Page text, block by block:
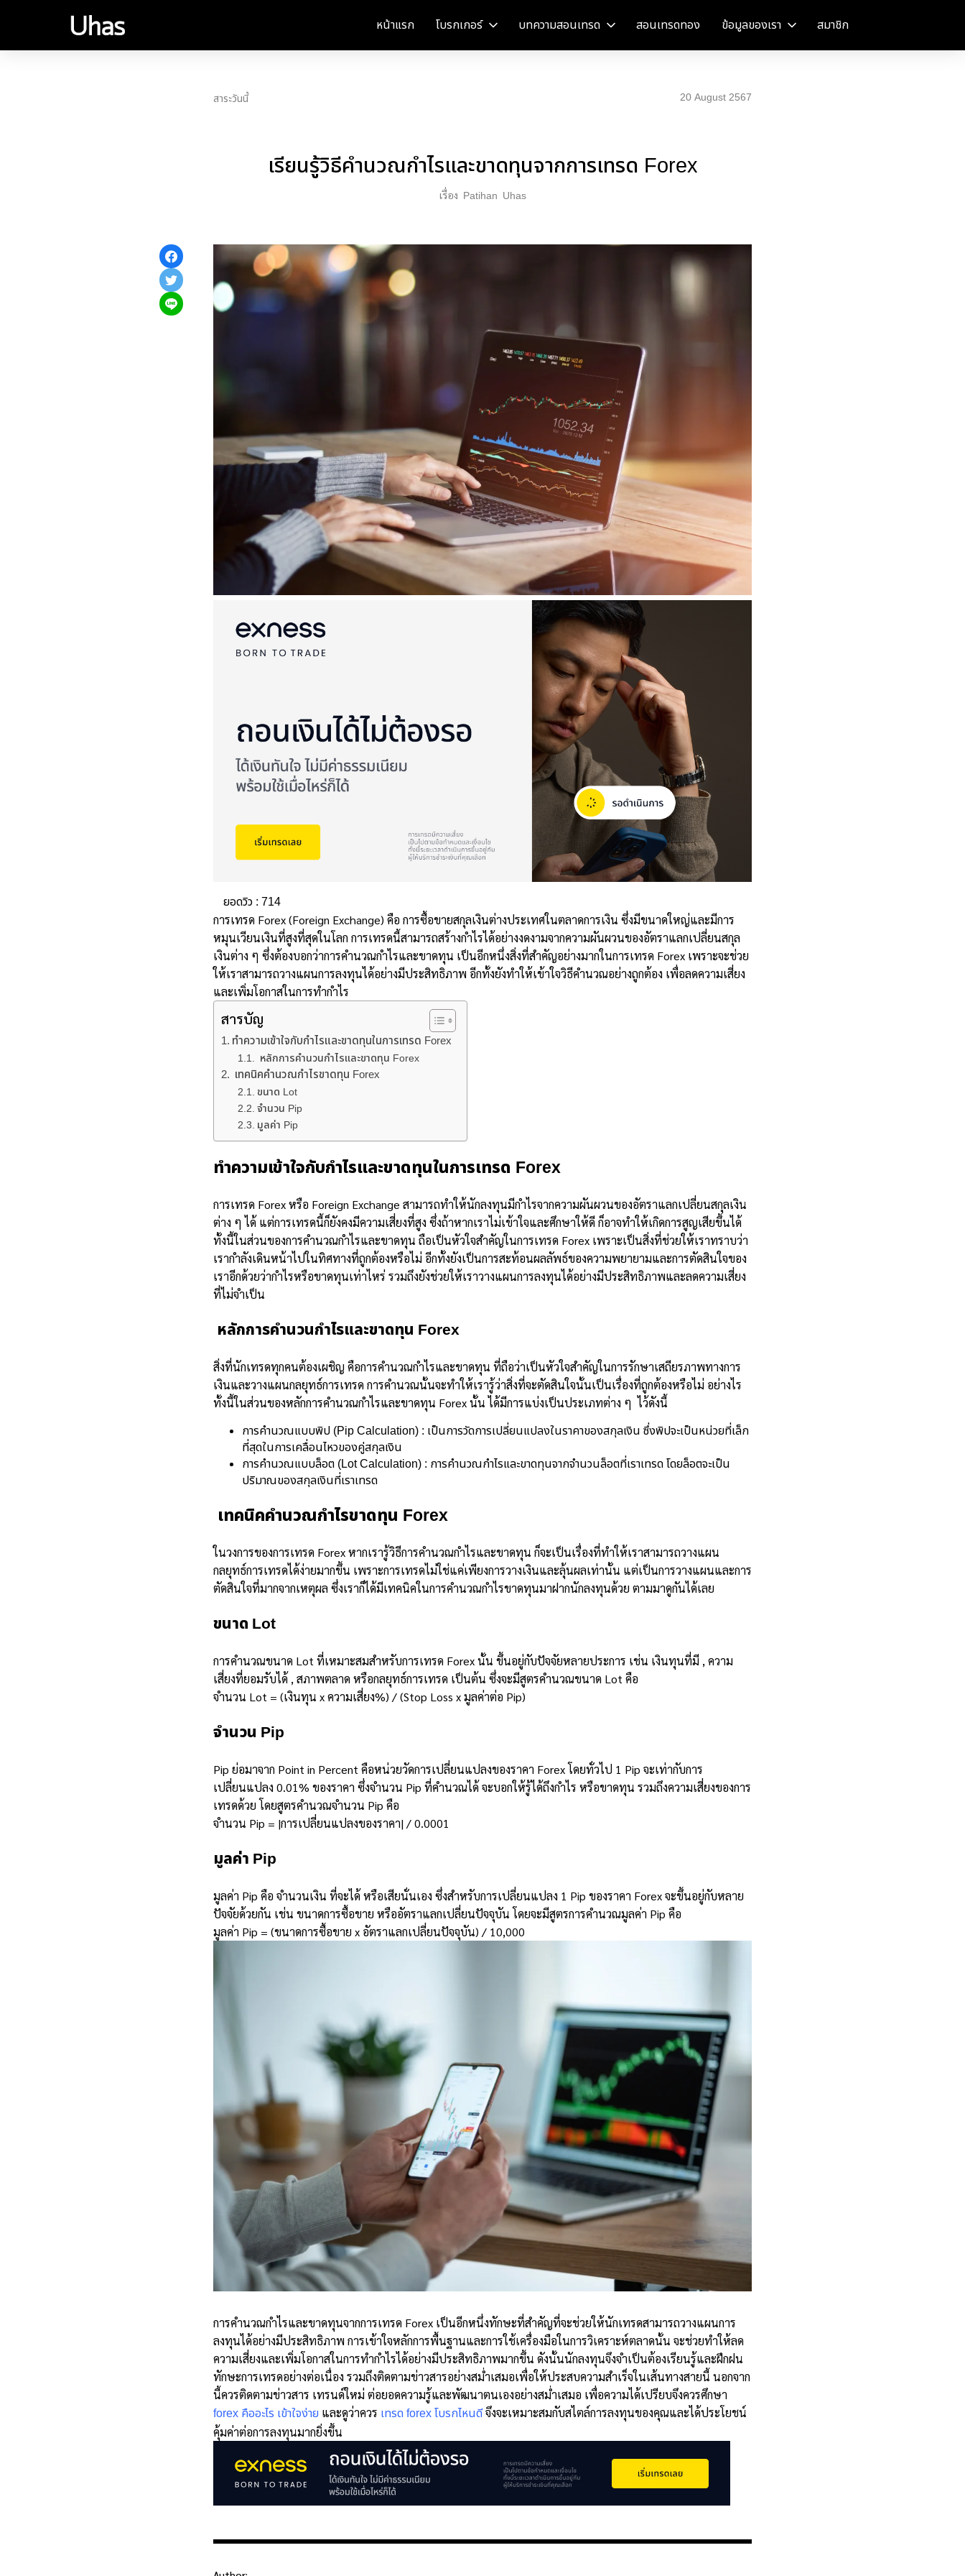
หน้าแรก โบรกเกอร์ บทความสอนเทรด สอนเทรดทอง ข้อมูลของเรา สมาชิก
สาระวันนี้ 20 August 2567
เรียนรู้วิธีคำนวณกำไรและขาดทุนจากการเทรด Forex
เรื่อง Patihan Uhas
ยอดวิว : 714
การเทรด Forex (Foreign Exchange) คือ การซื้อขายสกุลเงินต่างประเทศในตลาดการเงิน ซึ่งมีขนาดใหญ่และมีการ
หมุนเวียนเงินที่สูงที่สุดในโลก การเทรดนี้สามารถสร้างกำไรได้อย่างงดงามจากความผันผวนของอัตราแลกเปลี่ยนสกุล
เงินต่าง ๆ ซึ่งต้องบอกว่าการคำนวณกำไรและขาดทุน เป็นอีกหนึ่งสิ่งที่สำคัญอย่างมากในการเทรด Forex เพราะจะช่วย
ให้เราสามารถวางแผนการลงทุนได้อย่างมีประสิทธิภาพ อีกทั้งยังทำให้เข้าใจวิธีคำนวณอย่างถูกต้อง เพื่อลดความเสี่ยง
และเพิ่มโอกาสในการทำกำไร
สารบัญ
ทำความเข้าใจกับกำไรและขาดทุนในการเทรด Forex
หลักการคำนวนกำไรและขาดทุน Forex
เทคนิคคำนวณกำไรขาดทุน Forex
ขนาด Lot
จำนวน Pip
มูลค่า Pip
ทำความเข้าใจกับกำไรและขาดทุนในการเทรด Forex
การเทรด Forex หรือ Foreign Exchange สามารถทำให้นักลงทุนมีกำไรจากความผันผวนของอัตราแลกเปลี่ยนสกุลเงิน
ต่าง ๆ ได้ แต่การเทรดนี้ก็ยังคงมีความเสี่ยงที่สูง ซึ่งถ้าหากเราไม่เข้าใจและศึกษาให้ดี ก็อาจทำให้เกิดการสูญเสียขึ้นได้
ทั้งนี้ในส่วนของการคำนวณกำไรและขาดทุน ถือเป็นหัวใจสำคัญในการเทรด Forex เพราะเป็นสิ่งที่ช่วยให้เราทราบว่า
เรากำลังเดินหน้าไปในทิศทางที่ถูกต้องหรือไม่ อีกทั้งยังเป็นการสะท้อนผลลัพธ์ของความพยายามและการตัดสินใจของ
เราอีกด้วยว่ากำไรหรือขาดทุนเท่าไหร่ รวมถึงยังช่วยให้เราวางแผนการลงทุนได้อย่างมีประสิทธิภาพและลดความเสี่ยง
ที่ไม่จำเป็น
หลักการคำนวนกำไรและขาดทุน Forex
สิ่งที่นักเทรดทุกคนต้องเผชิญ คือการคำนวณกำไรและขาดทุน ที่ถือว่าเป็นหัวใจสำคัญในการรักษาเสถียรภาพทางการ
เงินและวางแผนกลยุทธ์การเทรด การคำนวณนั้นจะทำให้เรารู้ว่าสิ่งที่จะตัดสินใจนั้นเป็นเรื่องที่ถูกต้องหรือไม่ อย่างไร
ทั้งนี้ในส่วนของหลักการคำนวณกำไรและขาดทุน Forex นั้น ได้มีการแบ่งเป็นประเภทต่าง ๆ ไว้ดังนี้
การคำนวณแบบพิป (Pip Calculation) : เป็นการวัดการเปลี่ยนแปลงในราคาของสกุลเงิน ซึ่งพิปจะเป็นหน่วยที่เล็ก
ที่สุดในการเคลื่อนไหวของคู่สกุลเงิน
การคำนวณแบบล็อต (Lot Calculation) : การคำนวณกำไรและขาดทุนจากจำนวนล็อตที่เราเทรด โดยล็อตจะเป็น
ปริมาณของสกุลเงินที่เราเทรด
เทคนิคคำนวณกำไรขาดทุน Forex
ในวงการของการเทรด Forex หากเรารู้วิธีการคำนวณกำไรและขาดทุน ก็จะเป็นเรื่องที่ทำให้เราสามารถวางแผน
กลยุทธ์การเทรดได้ง่ายมากขึ้น เพราะการเทรดไม่ใช่แค่เพียงการวางเงินและลุ้นผลเท่านั้น แต่เป็นการวางแผนและการ
ตัดสินใจที่มากจากเหตุผล ซึ่งเราก็ได้มีเทคนิคในการคำนวณกำไรขาดทุนมาฝากนักลงทุนด้วย ตามมาดูกันได้เลย
ขนาด Lot
การคำนวณขนาด Lot ที่เหมาะสมสำหรับการเทรด Forex นั้น ขึ้นอยู่กับปัจจัยหลายประการ เช่น เงินทุนที่มี , ความ
เสี่ยงที่ยอมรับได้ , สภาพตลาด หรือกลยุทธ์การเทรด เป็นต้น ซึ่งจะมีสูตรคำนวณขนาด Lot คือ
จำนวน Lot = (เงินทุน x ความเสี่ยง%) / (Stop Loss x มูลค่าต่อ Pip)
จำนวน Pip
Pip ย่อมาจาก Point in Percent คือหน่วยวัดการเปลี่ยนแปลงของราคา Forex โดยทั่วไป 1 Pip จะเท่ากับการ
เปลี่ยนแปลง 0.01% ของราคา ซึ่งจำนวน Pip ที่คำนวณได้ จะบอกให้รู้ได้ถึงกำไร หรือขาดทุน รวมถึงความเสี่ยงของการ
เทรดด้วย โดยสูตรคำนวณจำนวน Pip คือ
จำนวน Pip = |การเปลี่ยนแปลงของราคา| / 0.0001
มูลค่า Pip
มูลค่า Pip คือ จำนวนเงิน ที่จะได้ หรือเสียนั่นเอง ซึ่งสำหรับการเปลี่ยนแปลง 1 Pip ของราคา Forex จะขึ้นอยู่กับหลาย
ปัจจัยด้วยกัน เช่น ขนาดการซื้อขาย หรืออัตราแลกเปลี่ยนปัจจุบัน โดยจะมีสูตรการคำนวณมูลค่า Pip คือ
มูลค่า Pip = (ขนาดการซื้อขาย x อัตราแลกเปลี่ยนปัจจุบัน) / 10,000
การคำนวณกำไรและขาดทุนจากการเทรด Forex เป็นอีกหนึ่งทักษะที่สำคัญที่จะช่วยให้นักเทรดสามารถวางแผนการ
ลงทุนได้อย่างมีประสิทธิภาพ การเข้าใจหลักการพื้นฐานและการใช้เครื่องมือในการวิเคราะห์ตลาดนั้น จะช่วยทำให้ลด
ความเสี่ยงและเพิ่มโอกาสในการทำกำไรได้อย่างมีประสิทธิภาพมากขึ้น ดังนั้นนักลงทุนจึงจำเป็นต้องเรียนรู้และฝึกฝน
ทักษะการเทรดอย่างต่อเนื่อง รวมถึงติดตามข่าวสารอย่างสม่ำเสมอเพื่อให้ประสบความสำเร็จในเส้นทางสายนี้ นอกจาก
นี้ควรติดตามข่าวสาร เทรนด์ใหม่ ต่อยอดความรู้และพัฒนาตนเองอย่างสม่ำเสมอ เพื่อความได้เปรียบจึงควรศึกษา
forex คืออะไร เข้าใจง่าย และดูว่าควร เทรด forex โบรกไหนดีจึงจะเหมาะสมกับสไตล์การลงทุนของคุณและได้ประโยชน์
คุ้มค่าต่อการลงทุนมากยิ่งขึ้น